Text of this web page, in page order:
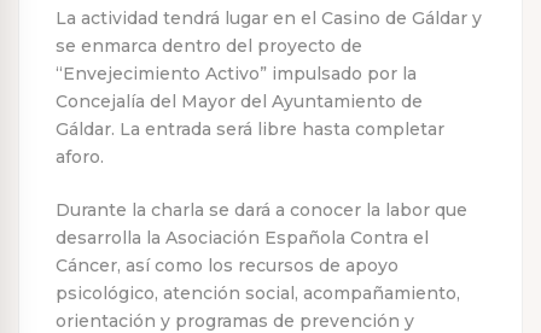
La actividad tendrá lugar en el Casino de Gáldar y
se enmarca dentro del proyecto de
“Envejecimiento Activo” impulsado por la
Concejalía del Mayor del Ayuntamiento de
Gáldar. La entrada será libre hasta completar
aforo.
Durante la charla se dará a conocer la labor que
desarrolla la Asociación Española Contra el
Cáncer, así como los recursos de apoyo
psicológico, atención social, acompañamiento,
orientación y programas de prevención y